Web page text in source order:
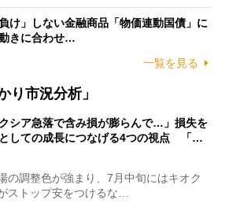
け」しない金融商品「物価連動国債」に
きに合わせ…
一覧を見る
り市況分析」
クシア急落で含み損が膨らんで…」損失を
しての成長につなげる4つの視点 「…
調整色が強まり、7月中旬にはキオク
ストップ安をつけるな…